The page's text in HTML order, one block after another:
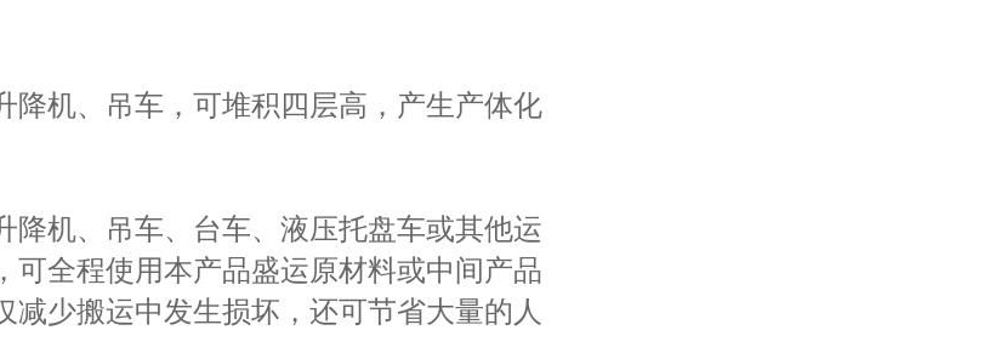
降机、吊车，可堆积四层高，产生产体化
降机、吊车、台车、液压托盘车或其他运
可全程使用本产品盛运原材料或中间产品
减少搬运中发生损坏，还可节省大量的人